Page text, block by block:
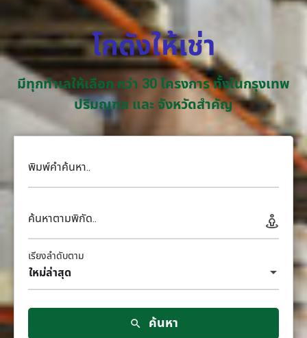
โกดังให้เช่า
มีทุกทำเลให้เลือก กว่า 30 โครงการ ทั้งในกรุงเทพ
ปริมณฑล และ จังหวัดสำคัญ
พิมพ์คำค้นหา..
ค้นหาตามพิกัด..
ใหม่ล่าสุด
เรียงลำดับตาม
ค้นหา